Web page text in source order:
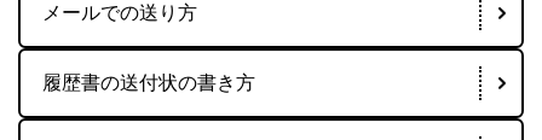
メールでの送り方
履歴書の送付状の書き方